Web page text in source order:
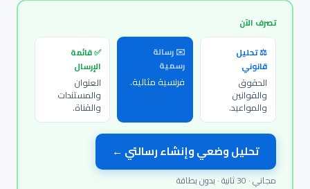
تصرف الآن
⚖️ تحليل
قانوني
الحقوق
والقوانين
والمواعيد.
✉️ رسالة
رسمية
فرنسية مثالية.
✅ قائمة
الإرسال
العنوان
والمستندات
والقناة.
تحليل وضعي وإنشاء رسالتي ←
مجاني · 30 ثانية · بدون بطاقة